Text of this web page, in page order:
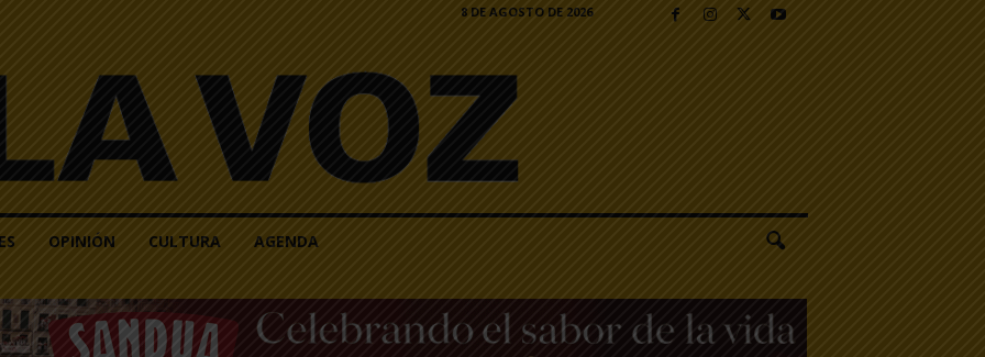
8 DE AGOSTO DE 2026
OPINIÓN CULTURA AGENDA